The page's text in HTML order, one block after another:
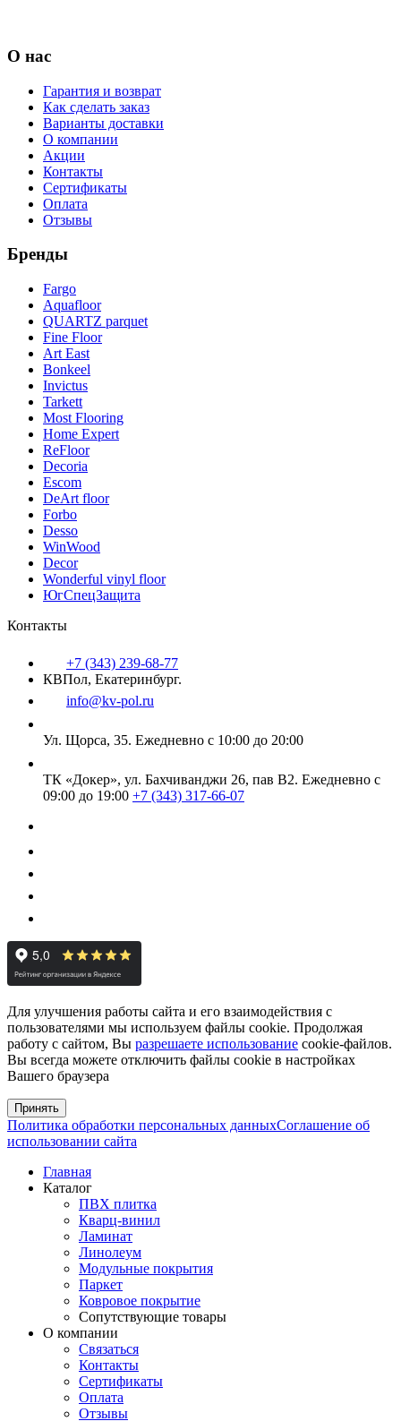
О нас
Гарантия и возврат
Как сделать заказ
Варианты доставки
О компании
Акции
Контакты
Сертификаты
Оплата
Отзывы
Бренды
Fargo
Aquafloor
QUARTZ parquet
Fine Floor
Art East
Bonkeel
Invictus
Tarkett
Most Flooring
Home Expert
ReFloor
Decoria
Escom
DeArt floor
Forbo
Desso
WinWood
Decor
Wonderful vinyl floor
ЮгСпецЗащита
Контакты
+7 (343) 239-68-77
КВПол, Екатеринбург.
info@kv-pol.ru
Ул. Щорса, 35. Ежедневно с 10:00 до 20:00
ТК «Докер», ул. Бахчиванджи 26, пав В2. Ежедневно с
09:00 до 19:00 +7 (343) 317-66-07
Для улучшения работы сайта и его взаимодействия с
пользователями мы используем файлы cookie. Продолжая
работу с сайтом, Вы разрешаете использование cookie-файлов.
Вы всегда можете отключить файлы cookie в настройках
Вашего браузера
Принять
Политика обработки персональных данныхСоглашение об
использовании сайта
Главная
Каталог
ПВХ плитка
Кварц-винил
Ламинат
Линолеум
Модульные покрытия
Паркет
Ковровое покрытие
Сопутствующие товары
О компании
Связаться
Контакты
Сертификаты
Оплата
Отзывы